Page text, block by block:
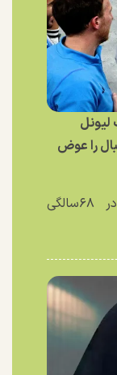
را عوض
خورخه مسی، پدر لیونل مسی، در ۶۸سالگی